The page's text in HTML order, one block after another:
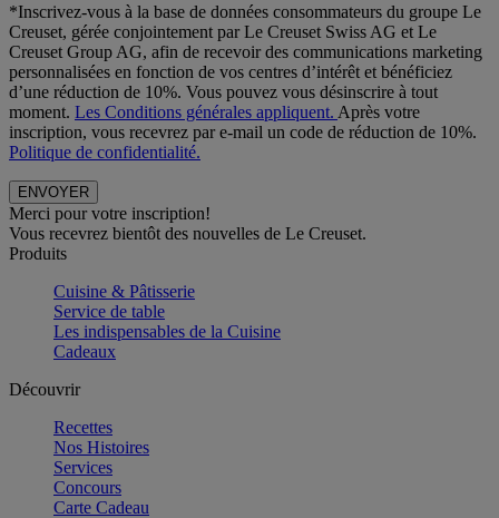
*Inscrivez-vous à la base de données consommateurs du groupe Le
Creuset, gérée conjointement par Le Creuset Swiss AG et Le
Creuset Group AG, afin de recevoir des communications marketing
personnalisées en fonction de vos centres d’intérêt et bénéficiez
d’une réduction de 10%. Vous pouvez vous désinscrire à tout
moment. Les Conditions générales appliquent. Après votre
inscription, vous recevrez par e-mail un code de réduction de 10%.
Politique de confidentialité.
Merci pour votre inscription!
Vous recevrez bientôt des nouvelles de Le Creuset.
Produits
Cuisine & Pâtisserie
Service de table
Les indispensables de la Cuisine
Cadeaux
Découvrir
Recettes
Nos Histoires
Services
Concours
Carte Cadeau